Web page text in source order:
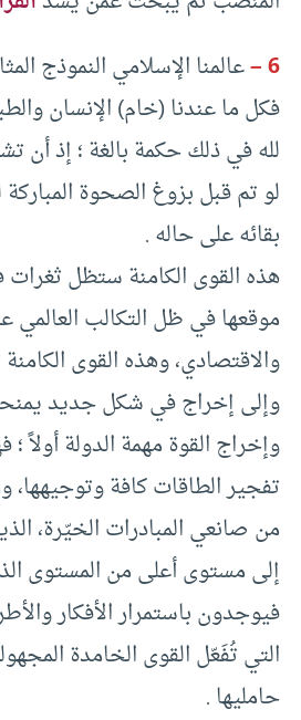
6 – عالمنا الإسلامي النموذج
فكل ما عندنا (خام) الإنسان
لله في ذلك حكمة بالغة ؛ إذ أن
لو تم قبل بزوغ الصحوة
بقائه على حاله .
هذه القوى الكامنة ستظل ثغرات
موقعها في ظل التكالب العالمي
والاقتصادي، وهذه القوى
وإلى إخراج في شكل جديد
وإخراج القوة مهمة الدولة أولاً
تفجير الطاقات كافة
من صانعي المبادرات الخيّرة،
إلى مستوى أعلى من المستوى
فيوجدون باستمرار الأفكار
التي تُفَعّل القوى الخامدة
حامليها .